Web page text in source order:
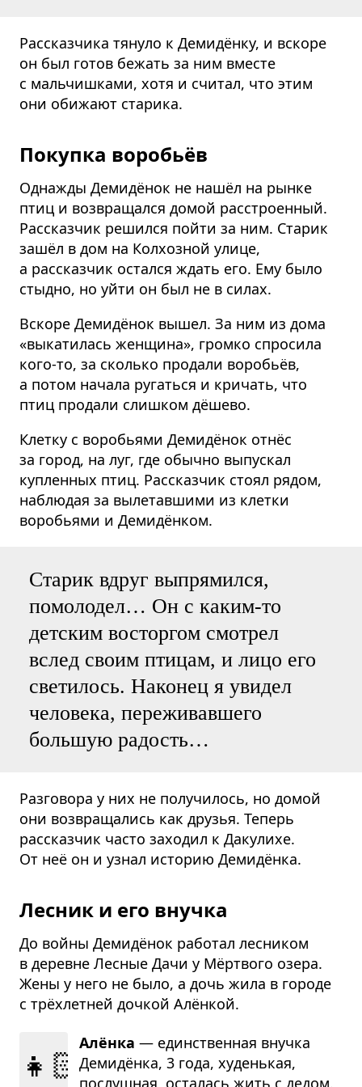
Рассказчика тянуло к Демидёнку, и вскоре
он был готов бежать за ним вместе
с мальчишками, хотя и считал, что этим
они обижают старика.
Покупка воробьёв
Однажды Демидёнок не нашёл на рынке
птиц и возвращался домой расстроенный.
Рассказчик решился пойти за ним. Старик
зашёл в дом на Колхозной улице,
а рассказчик остался ждать его. Ему было
стыдно, но уйти он был не в силах.
Вскоре Демидёнок вышел. За ним из дома
«выкатилась женщина», громко спросила
кого-то, за сколько продали воробьёв,
а потом начала ругаться и кричать, что
птиц продали слишком дёшево.
Клетку с воробьями Демидёнок отнёс
за город, на луг, где обычно выпускал
купленных птиц. Рассказчик стоял рядом,
наблюдая за вылетавшими из клетки
воробьями и Демидёнком.
Старик вдруг выпрямился,
помолодел… Он с каким-то
детским восторгом смотрел
вслед своим птицам, и лицо его
светилось. Наконец я увидел
человека, переживавшего
большую радость…
Разговора у них не получилось, но домой
они возвращались как друзья. Теперь
рассказчик часто заходил к Дакулихе.
От неё он и узнал историю Демидёнка.
Лесник и его внучка
До войны Демидёнок работал лесником
в деревне Лесные Дачи у Мёртвого озера.
Жены у него не было, а дочь жила в городе
с трёхлетней дочкой Алёнкой.
👧🏻Алёнка — един­ствен­ная внучка
Демидёнка, 3 года, худень­кая,
послуш­ная, оста­лась жить с дедом.